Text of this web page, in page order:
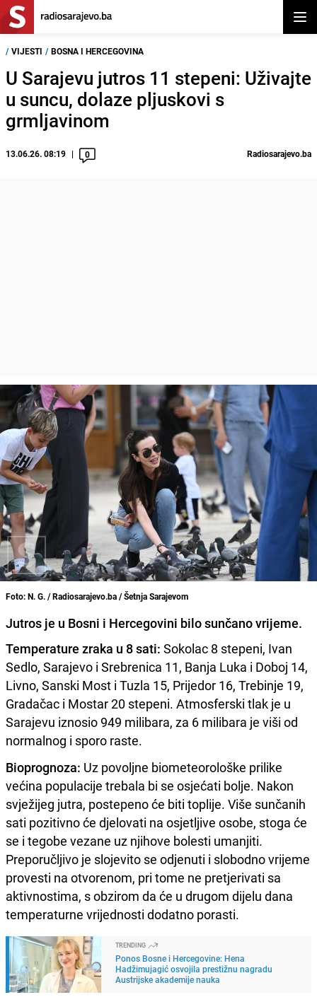
/ VIJESTI / BOSNA I HERCEGOVINA
U Sarajevu jutros 11 stepeni: Uživajte
u suncu, dolaze pljuskovi s
grmljavinom
13.06.26. 08:19 0 Radiosarajevo.ba
Foto: N. G. / Radiosarajevo.ba / Šetnja Sarajevom
Jutros je u Bosni i Hercegovini bilo sunčano vrijeme.
Temperature zraka u 8 sati: Sokolac 8 stepeni, Ivan
Sedlo, Sarajevo i Srebrenica 11, Banja Luka i Doboj 14,
Livno, Sanski Most i Tuzla 15, Prijedor 16, Trebinje 19,
Gradačac i Mostar 20 stepeni. Atmosferski tlak je u
Sarajevu iznosio 949 milibara, za 6 milibara je viši od
normalnog i sporo raste.
Bioprognoza: Uz povoljne biometeorološke prilike
većina populacije trebala bi se osjećati bolje. Nakon
svježijeg jutra, postepeno će biti toplije. Više sunčanih
sati pozitivno će djelovati na osjetljive osobe, stoga će
se i tegobe vezane uz njihove bolesti umanjiti.
Preporučljivo je slojevito se odjenuti i slobodno vrijeme
provesti na otvorenom, pri tome ne pretjerivati sa
aktivnostima, s obzirom da će u drugom dijelu dana
temperaturne vrijednosti dodatno porasti.
TRENDING
Ponos Bosne i Hercegovine: Hena
Hadžimujagić osvojila prestižnu nagradu
Austrijske akademije nauka